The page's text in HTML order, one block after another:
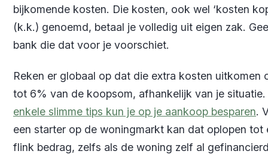
bijkomende kosten. Die kosten, ook wel ‘kosten
(k.k.) genoemd, betaal je volledig uit eigen zak.
bank die dat voor je voorschiet.
Reken er globaal op dat die extra kosten uitkomen
tot 6% van de koopsom, afhankelijk van je situatie.
enkele slimme tips kun je op je aankoop besparen.
een starter op de woningmarkt kan dat oplopen tot
flink bedrag, zelfs als de woning zelf al